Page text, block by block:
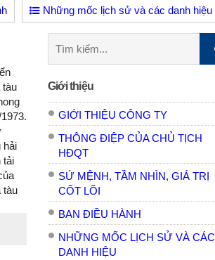
Những mốc lịch sử và các danh hiệu
tàu
hải
tải
tàu
kiếm:
Giới thiệu
GIỚI THIỆU CÔNG TY
THÔNG ĐIỆP CỦA CHỦ TỊCH
HĐQT
SỨ MỆNH, TẦM NHÌN, GIÁ TRỊ
CỐT LÕI
BAN ĐIỀU HÀNH
NHỮNG MỐC LỊCH SỬ VÀ CÁC
DANH HIỆU